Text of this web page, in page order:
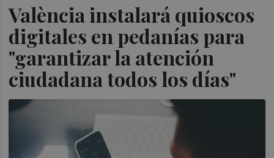
València instalará quioscos
digitales en pedanías para
"garantizar la atención
ciudadana todos los días"